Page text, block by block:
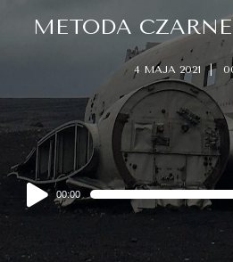
METODA
4 MAJA 2021
Audio
Player
00:00